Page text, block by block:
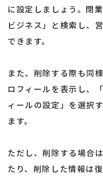
に設定しましょう。閉
ビジネス」と検索し、
できます。
また、削除する際も同
ロフィールを表示し、
ィールの設定」を選択
ます。
ただし、削除する場合
たり、削除した情報は